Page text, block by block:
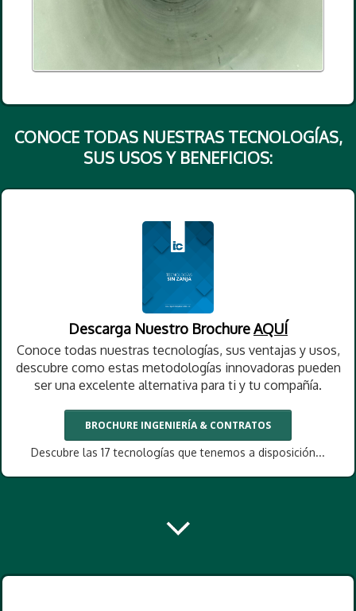
CONOCE TODAS NUESTRAS TECNOLOGÍAS,
SUS USOS Y BENEFICIOS:
Descarga Nuestro BrochureAQUÍ
Conoce todas nuestras tecnologías, sus ventajas y usos,
descubre como estas metodologías innovadoras pueden
ser una excelente alternativa para ti y tu compañía.
BROCHURE INGENIERÍA & CONTRATOS
Descubre las 17 tecnologías que tenemos a disposición...